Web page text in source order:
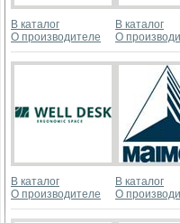
В каталог
О производителе
В каталог
О
В каталог
О производителе
В каталог
О